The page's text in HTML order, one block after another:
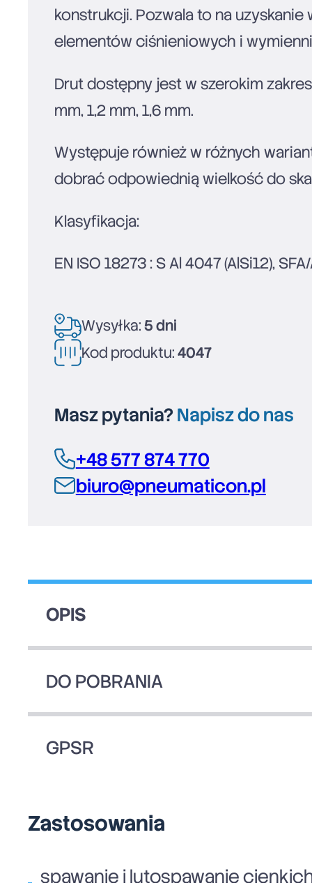
konstrukcji. Pozwala to na
elementów ciśnieniowych i
Drut dostępny jest w szerokim
mm, 1,2 mm, 1,6 mm.
Występuje również w różnych
dobrać odpowiednią wielkość do
Klasyfikacja:
EN ISO 18273 : S Al 4047 (AlSi12),
Wysyłka:5 dni
Kod produktu:4047
Masz pytania? Napisz do nas
+48 577 874 770
biuro@pneumaticon.pl
OPIS
DO POBRANIA
GPSR
Zastosowania
spawanie i lutospawanie